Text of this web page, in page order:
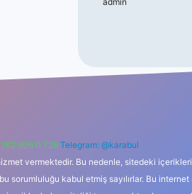
606 0 726 Telegram: @karabul
vermektedir. Bu nedenle, sitedeki
sorumluluğu kabul etmiş sayılırlar. Bu